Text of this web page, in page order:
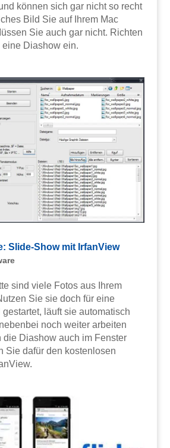
können sich gar nicht so recht
Bild Sie auf Ihrem Mac
Sie auch gar nicht. Richten
Diashow ein.
Slide-Show mit IrfanView
sind viele Fotos aus Ihrem
Sie sie doch für eine
läuft sie automatisch
noch weiter arbeiten
die Diashow auch im Fenster
Sie dafür den kostenlosen